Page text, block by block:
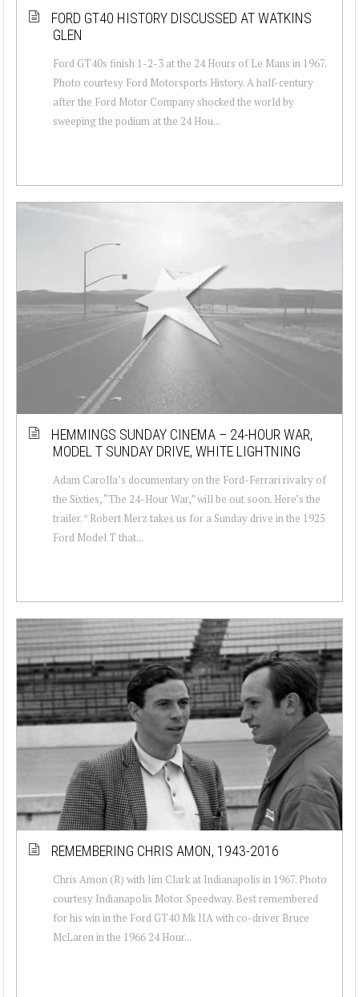
FORD GT40 HISTORY DISCUSSED AT WATKINS
GLEN
Ford GT40s finish 1-2-3 at the 24 Hours of Le Mans in 1967.
Photo courtesy Ford Motorsports History. A half-century
after the Ford Motor Company shocked the world by
sweeping the podium at the 24 Hou...
HEMMINGS SUNDAY CINEMA – 24-HOUR WAR,
MODEL T SUNDAY DRIVE, WHITE LIGHTNING
Adam Carolla’s documentary on the Ford-Ferrari rivalry of
the Sixties, “The 24-Hour War,” will be out soon. Here’s the
trailer. * Robert Merz takes us for a Sunday drive in the 1925
Ford Model T that...
REMEMBERING CHRIS AMON, 1943-2016
Chris Amon (R) with Jim Clark at Indianapolis in 1967. Photo
courtesy Indianapolis Motor Speedway. Best remembered
for his win in the Ford GT40 Mk IIA with co-driver Bruce
McLaren in the 1966 24 Hour...